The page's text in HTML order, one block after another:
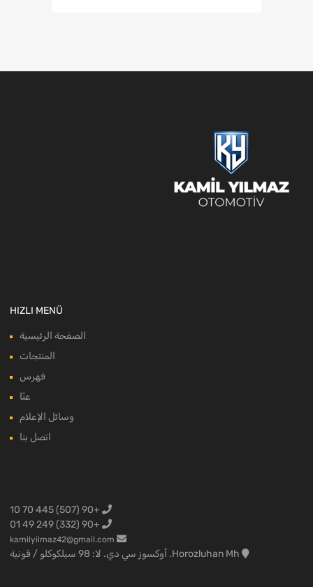
HIZLI MENÜ
الصفحة الرئيسية
المنتجات
فهرس
عنّا
وسائل الإعلام
اتصل بنا
+90 (507) 445 70 10
+90 (332) 249 49 01
kamilyilmaz42@gmail.com
Horozluhan Mh. أوكسوز سي دي. لا: 98 سيلكوكلو / قونية